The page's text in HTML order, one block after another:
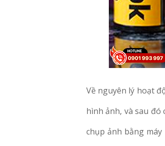
Về nguyên lý hoạt
hình ảnh, và sau
chụp ảnh bằng